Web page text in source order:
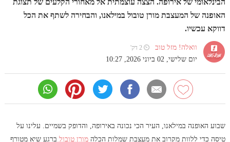
הבינלאומי של אירופה. הצצה עוצמתית אל מאחורי הקלעים של תצוגת
האופנה של המעצבת מורן טובול במילאנו, והבחירה לשתף את הכל
דווקא עכשיו.
וואלה! מזל טוב ⏲ 2 דק'
יום שלישי, 02 ביוני 2026, 10:27
שבוע האופנה במילאנו, העיר הכי נכונה באירופה, והדופק בשמיים. עלינו על
טיסה כדי ללוות מקרוב את מעצבת שמלות הכלה מורן טובול ברגע שיא מטורף